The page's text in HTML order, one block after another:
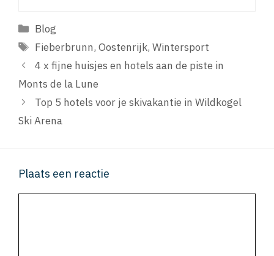
Categorieën
Blog
Tags
Fieberbrunn,Oostenrijk,Wintersport
4 x fijne huisjes en hotels aan de piste in
Monts de la Lune
Top 5 hotels voor je skivakantie in Wildkogel
Ski Arena
Plaats een reactie